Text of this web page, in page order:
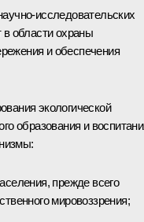
исследовательских
в области охраны
и обеспечения
экологической
образования и
прежде всего
мировоззрения;